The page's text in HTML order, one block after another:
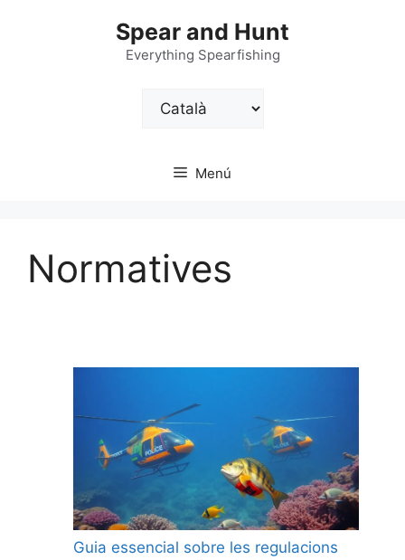
Spear and Hunt
Everything Spearfishing
Trieu
Menú
Normatives
Guia essencial sobre les regulacions